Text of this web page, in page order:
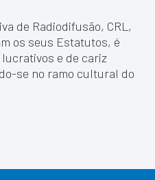
de Radiodifusão, CRL,
os seus Estatutos, é
e de cariz
se no ramo cultural do